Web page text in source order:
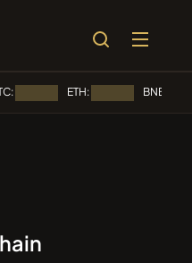
ETH: BNB:
Boss cat
#2569